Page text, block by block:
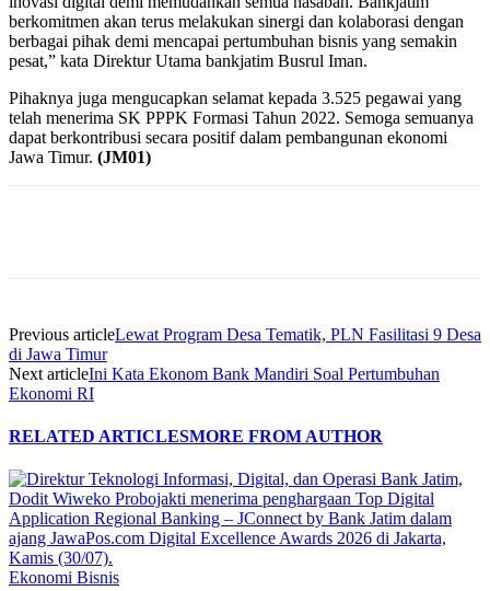
berkomitmen akan terus melakukan sinergi dan kolaborasi dengan
berbagai pihak demi mencapai pertumbuhan bisnis yang semakin
pesat,” kata Direktur Utama bankjatim Busrul Iman.
Pihaknya juga mengucapkan selamat kepada 3.525 pegawai yang
telah menerima SK PPPK Formasi Tahun 2022. Semoga semuanya
dapat berkontribusi secara positif dalam pembangunan ekonomi
Jawa Timur. (JM01)
Previous articleLewat Program Desa Tematik, PLN Fasilitasi 9 Desa
di Jawa Timur
Next articleIni Kata Ekonom Bank Mandiri Soal Pertumbuhan
Ekonomi RI
RELATED ARTICLESMORE FROM AUTHOR
Ekonomi Bisnis